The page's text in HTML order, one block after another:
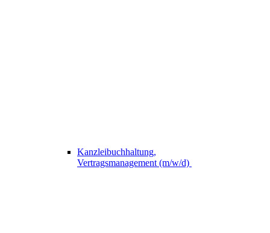
Kanzleibuchhaltung,
Vertragsmanagement (m/w/d)